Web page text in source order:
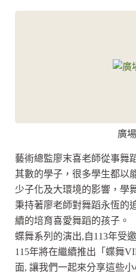
廣
藝術總監廖末喜老師從事舞
其數的學子，很多學生都以
少子化及大環境的影響，學
秉持著廖老師對舞蹈永恆的
續的培育喜愛舞蹈的孩子。
蝶舞系列的演出,自113年受
115年將在繼續推出「蝶舞
面, 讓我們一起來分享這些